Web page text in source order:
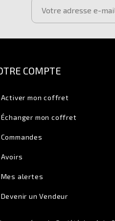
COMPTE
Activer mon coffret
Échanger mon coffret
Commandes
Avoirs
Mes alertes
Devenir un Vendeur